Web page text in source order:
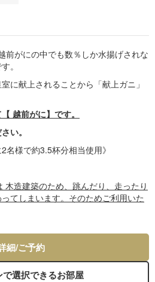
前がにの中でも数％しか水揚げされな
。
に献上されることから「献上ガニ」
越前がに】です。
い。
名様で約3.5杯分相当使用》
木造建築のため、跳んだり、走ったり
てしまいます。そのためご利用いた
細/ご予約
で選択できるお部屋